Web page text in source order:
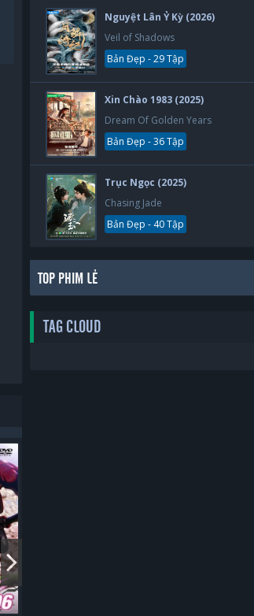
Nguyệt Lân Ỷ Kỳ (2026)
Veil of Shadows
Bản Đẹp - 29 Tập
Xin Chào 1983 (2025)
Dream Of Golden Years
Bản Đẹp - 36 Tập
Trục Ngọc (2025)
Chasing Jade
Bản Đẹp - 40 Tập
TOP PHIM LẺ
TAG CLOUD